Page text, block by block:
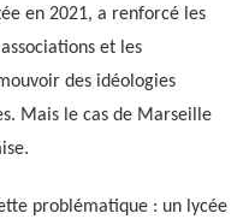
en 2021, a renforcé les
et les
des idéologies
Mais le cas de Marseille
problématique : un lycée